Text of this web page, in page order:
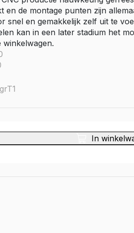
Electric
en de montage punten zijn
snel en gemakkelijk zelf uit te
kan in een later stadium het
winkelwagen.
In